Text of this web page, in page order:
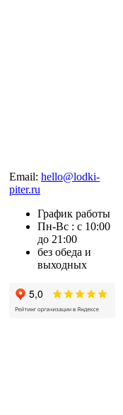
Email: hello@lodki-
piter.ru
График работы
Пн-Вс : с 10:00
до 21:00
без обеда и
выходных